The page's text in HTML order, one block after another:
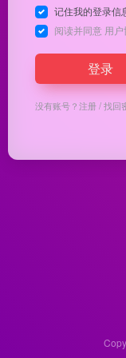
记住我的登录信
阅读并同意 用户
登录
没有账号？注册/找回